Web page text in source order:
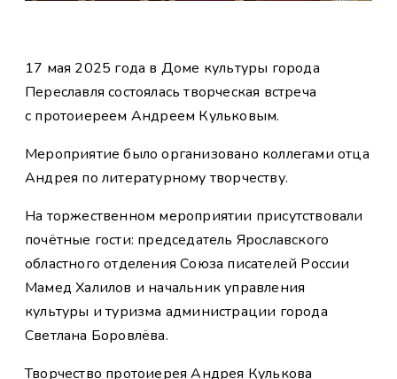
17 мая 2025 года в Доме культуры города
Переславля состоялась творческая встреча
с протоиереем Андреем Кульковым.
Мероприятие было организовано коллегами отца
Андрея по литературному творчеству.
На торжественном мероприятии присутствовали
почётные гости: председатель Ярославского
областного отделения Союза писателей России
Мамед Халилов и начальник управления
культуры и туризма администрации города
Светлана Боровлёва.
Творчество протоиерея Андрея Кулькова